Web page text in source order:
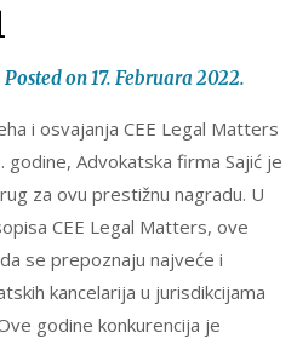
Posted on17. Februara 2022.
i osvajanja CEE Legal Matters
Advokatska firma Sajić je
za ovu prestižnu nagradu. U
CEE Legal Matters, ove
se prepoznaju najveće i
kancelarija u jurisdikcijama
godine konkurencija je